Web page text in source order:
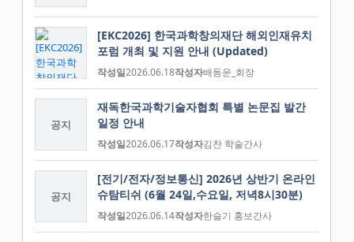
[EKC2026] 한국과학창의재단 해외인재유치
포럼 개최 및 지원 안내 (Updated)
작성일2026.06.18작성자배동운_회장
공지
재독한국과학기술자협회 특별 논문집 발간
일정 안내
작성일2026.06.17작성자김찬 학술간사
공지
[전기/전자/정보통신] 2026년 상반기 온라인
슈탐티쉬 (6월 24일,수요일, 저녁8시30분)
작성일2026.06.14작성자한슬기 홍보간사